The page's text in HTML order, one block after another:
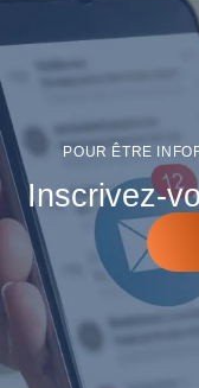
POUR ÊTRE
Inscrivez-